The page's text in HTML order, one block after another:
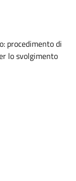
procedimento di
lo svolgimento